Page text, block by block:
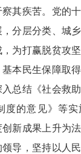
其疾苦。党的
分层分类、城
为打赢脱贫攻
本民生保障取
总结《社会救
度的意见》等
新成果上升为
导，坚持以人